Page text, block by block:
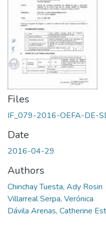
Files
IF_079-2016-OEFA-DE-
Date
2016-04-29
Authors
Chinchay Tuesta, Ady Rosin
Villarreal Serpa, Verónica
Dávila Arenas, Catherine